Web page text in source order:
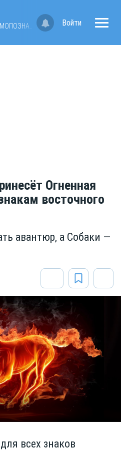
Войти
Огненная
восточного
авантюр, а Собаки —
всех знаков